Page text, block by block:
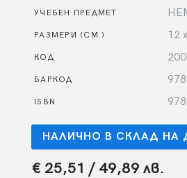
УЧЕБЕН ПРЕДМЕТ
РАЗМЕРИ (СМ.) 12
КОД
БАРКОД
ISBN
НАЛИЧНО В СКЛАД НА
€ 25,51 / 49,89 лв.